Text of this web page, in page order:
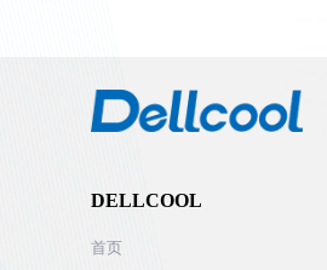
DELLCOOL
首页